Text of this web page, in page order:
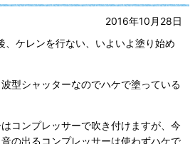
2016年10月28日
、ケレンを行ない、いよいよ塗り始め
型シャッターなのでハケで塗っている
コンプレッサーで吹き付けますが、今
の出るコンプレッサーは使わずハケで